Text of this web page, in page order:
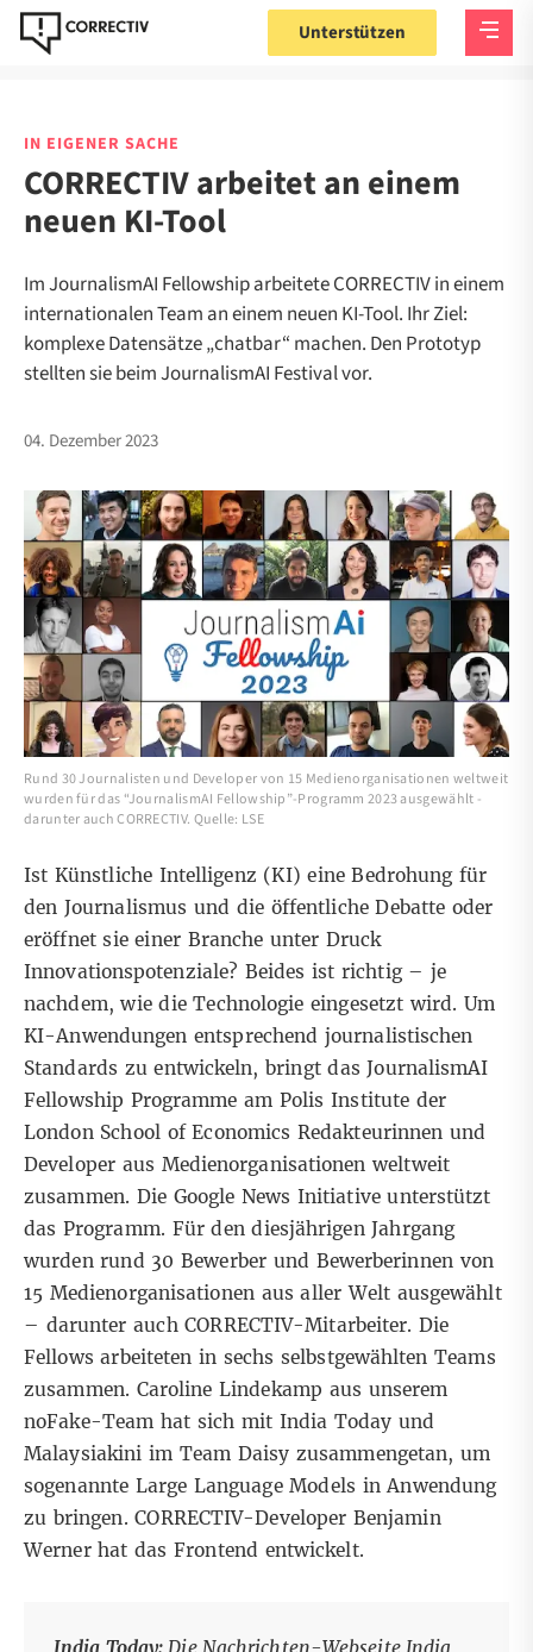
Unterstützen
IN EIGENER SACHE
CORRECTIV arbeitet an einem
neuen KI-Tool
Im JournalismAI Fellowship arbeitete CORRECTIV in einem
internationalen Team an einem neuen KI-Tool. Ihr Ziel:
komplexe Datensätze „chatbar“ machen. Den Prototyp
stellten sie beim JournalismAI Festival vor.
04. Dezember 2023
Rund 30 Journalisten und Developer von 15 Medienorganisationen weltweit
wurden für das “JournalismAI Fellowship”-Programm 2023 ausgewählt -
darunter auch CORRECTIV. Quelle: LSE
Ist Künstliche Intelligenz (KI) eine Bedrohung für
den Journalismus und die öffentliche Debatte oder
eröffnet sie einer Branche unter Druck
Innovationspotenziale? Beides ist richtig – je
nachdem, wie die Technologie eingesetzt wird. Um
KI-Anwendungen entsprechend journalistischen
Standards zu entwickeln, bringt dasJournalismAI
Fellowship Programme amPolis Institute der
London School of Economics Redakteurinnen und
Developer aus Medienorganisationen weltweit
zusammen. Die Google News Initiativeunterstützt
das Programm. Für den diesjährigen Jahrgang
wurden rund 30 Bewerber und Bewerberinnen von
15 Medienorganisationen aus aller Welt ausgewählt
– darunter auch CORRECTIV-Mitarbeiter. Die
Fellows arbeiteten in sechs selbstgewählten Teams
zusammen. Caroline Lindekamp aus unserem
noFake-Team hat sich mit India Today und
Malaysiakini im Team Daisy zusammengetan, um
sogenannte Large Language Models in Anwendung
zu bringen. CORRECTIV-Developer Benjamin
Werner hat das Frontend entwickelt.